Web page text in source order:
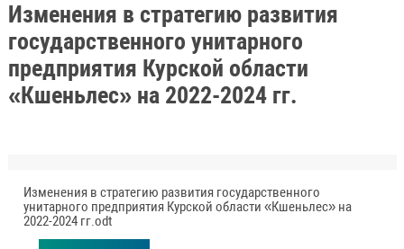
Изменения в стратегию развития
государственного унитарного
предприятия Курской области
«Кшеньлес» на 2022-2024 гг.
Изменения в стратегию развития государственного
унитарного предприятия Курской области «Кшеньлес» на
2022-2024 гг.odt